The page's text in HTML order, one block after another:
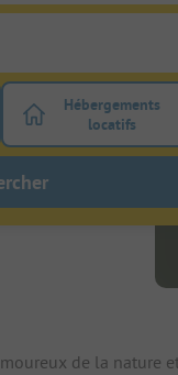
de filtre Activez le
Hébergements
locatifs
de la nature